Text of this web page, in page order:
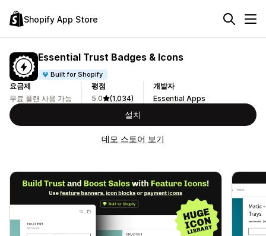
Shopify App Store
Essential Trust Badges & Icons
Built for Shopify
요금제
무료 플랜 사용 가능
평점
5.0
(1,034)
개발자
Essential Apps
설치
데모 스토어 보기